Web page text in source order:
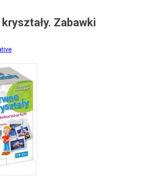
Zabawki